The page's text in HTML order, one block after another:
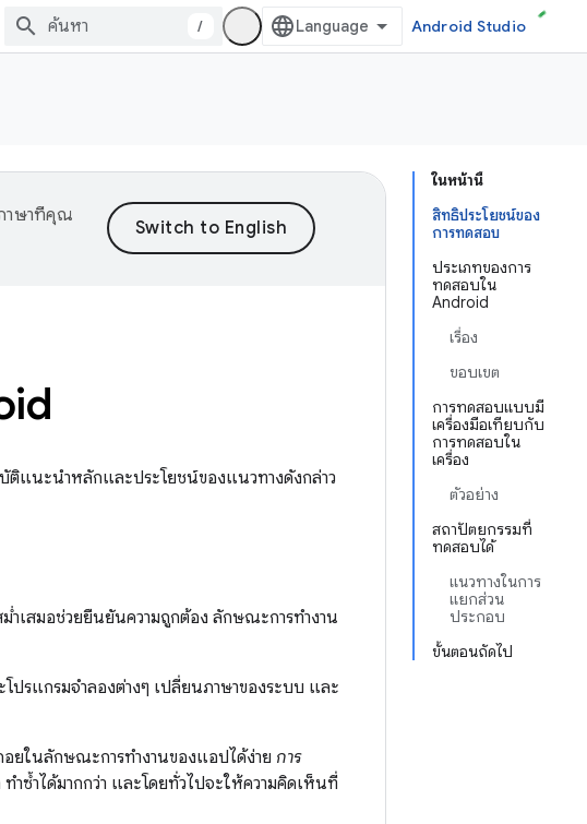
/ Android Studio
ในหน้านี้
สิทธิประโยชน์ของ
การทดสอบ
ประเภทของการ
ทดสอบใน
Android
เรื่อง
ขอบเขต
การทดสอบแบบมี
เครื่องมือเทียบกับ
การทดสอบใน
เครื่อง
ตัวอย่าง
สถาปัตยกรรมที่
ทดสอบได้
แนวทางในการ
แยกส่วน
ประกอบ
ขั้นตอนถัดไป
าษาที่คุณ
แนะนำหลักและประโยชน์ของแนวทางดังกล่าว
เสมอช่วยยืนยันความถูกต้อง ลักษณะการทำงาน
รแกรมจำลองต่างๆ เปลี่ยนภาษาของระบบ และ
อยในลักษณะการทำงานของแอปได้ง่าย การ
ำซ้ำได้มากกว่า และโดยทั่วไปจะให้ความคิดเห็นที่